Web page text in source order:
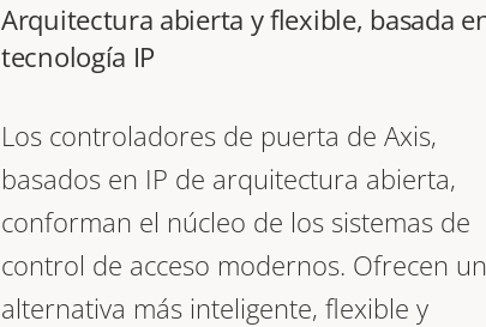
Arquitectura abierta y flexible, basada
tecnología IP
Los controladores de puerta de Axis,
basados en IP de arquitectura abierta,
conforman el núcleo de los sistemas de
control de acceso modernos. Ofrecen
alternativa más inteligente, flexible y